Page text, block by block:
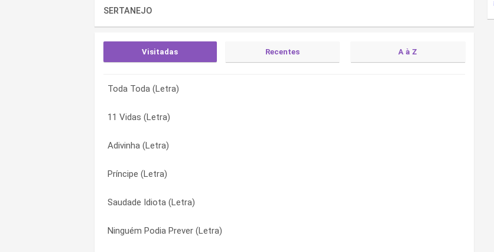
SERTANEJO
Visitadas Recentes A à Z
Toda Toda (Letra)
11 Vidas (Letra)
Adivinha (Letra)
Príncipe (Letra)
Saudade Idiota (Letra)
Ninguém Podia Prever (Letra)
Tic Tac (Letra)
De Buenas (Letra)
Batom Vermelho (Letra)
Tá Tranquilo, Tá Favorável (Letra)
Tá Tranquilo, Tá Favorável (Letra)
Jatinho Particular (Letra)
100% Louco (Letra)
11 Vidas (Letra)
180 180 360 (Letra)
50% (Letra)
Adivinha (Letra)
Ai Eu Vou (Letra)